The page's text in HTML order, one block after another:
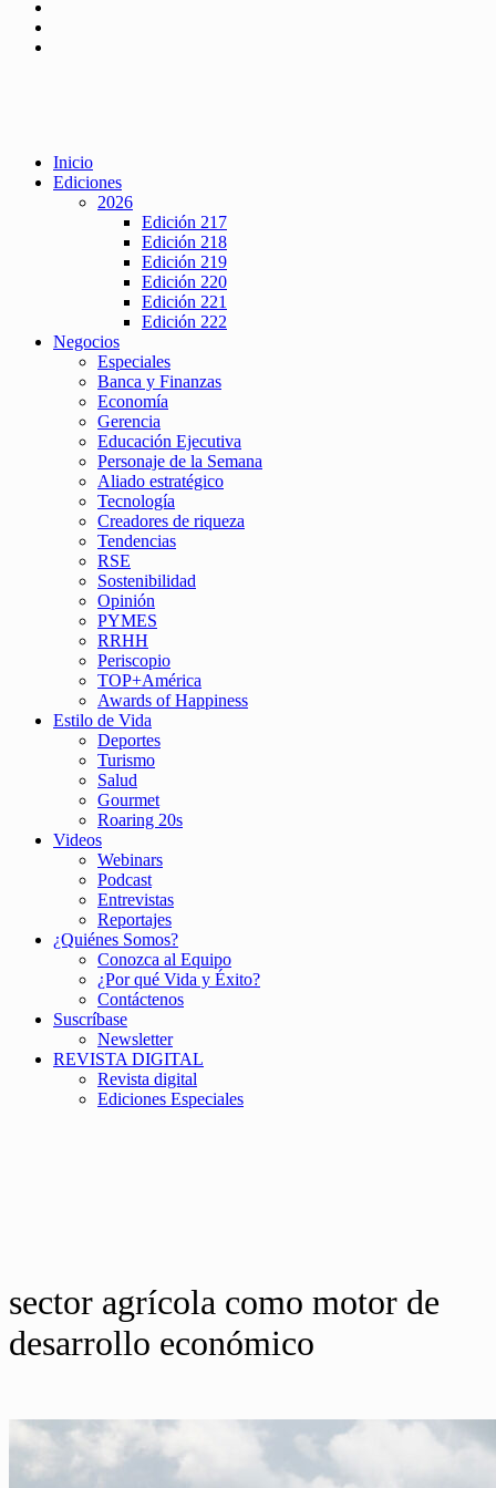
Inicio
Ediciones
2026
Edición 217
Edición 218
Edición 219
Edición 220
Edición 221
Edición 222
Negocios
Especiales
Banca y Finanzas
Economía
Gerencia
Educación Ejecutiva
Personaje de la Semana
Aliado estratégico
Tecnología
Creadores de riqueza
Tendencias
RSE
Sostenibilidad
Opinión
PYMES
RRHH
Periscopio
TOP+América
Awards of Happiness
Estilo de Vida
Deportes
Turismo
Salud
Gourmet
Roaring 20s
Videos
Webinars
Podcast
Entrevistas
Reportajes
¿Quiénes Somos?
Conozca al Equipo
¿Por qué Vida y Éxito?
Contáctenos
Suscríbase
Newsletter
REVISTA DIGITAL
Revista digital
Ediciones Especiales
sector agrícola como motor de
desarrollo económico